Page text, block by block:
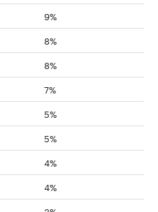
9%
8%
8%
7%
5%
5%
4%
4%